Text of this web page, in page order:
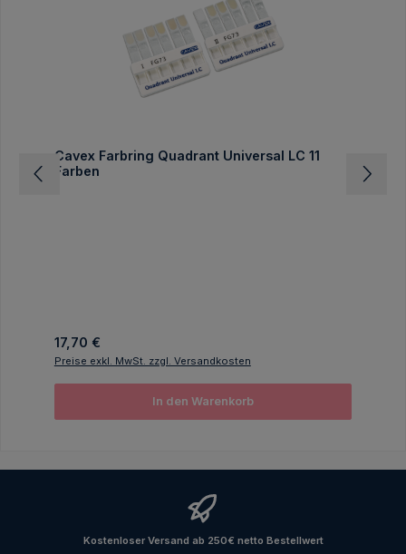
Cavex Farbring Quadrant Universal LC 11
Farben
Regulärer Preis:
17,70 €
Preise exkl. MwSt. zzgl. Versandkosten
In den Warenkorb
Kostenloser Versand ab 250€ netto Bestellwert